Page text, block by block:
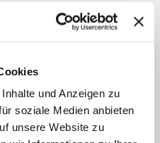
und Anzeigen zu
soziale Medien anbieten
unsere Website zu
Wärmelieferung
2029-01-16
ab dem 1.5.2014